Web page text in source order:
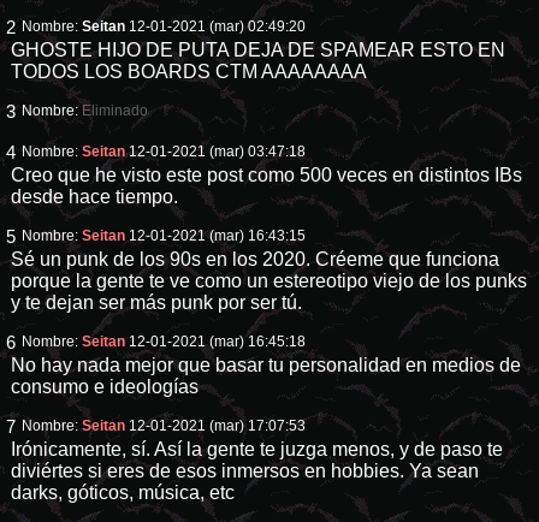
2 Nombre:Seitan 12-01-2021 (mar) 02:49:20
GHOSTE HIJO DE PUTA DEJA DE SPAMEAR ESTO EN
TODOS LOS BOARDS CTM AAAAAAAA
3 Nombre: Eliminado
4 Nombre:Seitan 12-01-2021 (mar) 03:47:18
Creo que he visto este post como 500 veces en distintos IBs
desde hace tiempo.
5 Nombre:Seitan 12-01-2021 (mar) 16:43:15
Sé un punk de los 90s en los 2020. Créeme que funciona
porque la gente te ve como un estereotipo viejo de los punks
y te dejan ser más punk por ser tú.
6 Nombre:Seitan 12-01-2021 (mar) 16:45:18
No hay nada mejor que basar tu personalidad en medios de
consumo e ideologías
7 Nombre:Seitan 12-01-2021 (mar) 17:07:53
Irónicamente, sí. Así la gente te juzga menos, y de paso te
diviértes si eres de esos inmersos en hobbies. Ya sean
darks, góticos, música, etc